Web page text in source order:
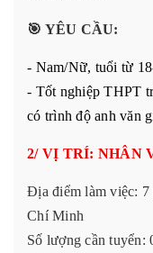
🎯 YÊU CẦU:
- Nam/Nữ, tuổi từ
- Tốt nghiệp THPT
có trình độ anh văn
2/ VỊ TRÍ: NHÂN
Địa điểm làm việc: 7
Chí Minh
Số lượng cần tuyển: